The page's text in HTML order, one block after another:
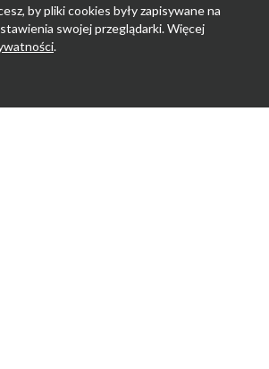
by pliki cookies były zapisywane na
swojej przeglądarki. Więcej
.